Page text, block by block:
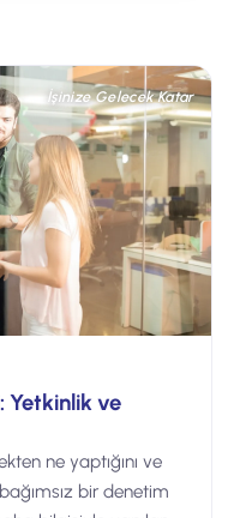
İşinize Gelecek Katar
Yetkinlik ve
ne yaptığını ve
bir denetim